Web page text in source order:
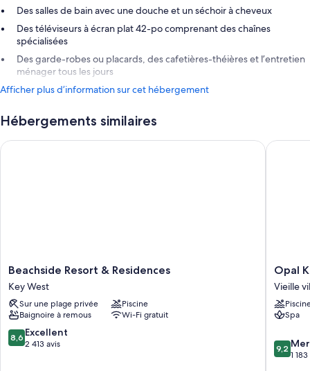
Des salles de bain avec une douche et un séchoir à cheveux
Des téléviseurs à écran plat 42-po comprenant des chaînes
spécialisées
Des garde-robes ou placards, des cafetières-théières et l’entretien
ménager tous les jours
Afficher plus d’information sur cet hébergement
Hébergements similaires
Beachside
Resort
&
Residences
Key
West
Beachside Resort & Residences
Key West
Sur une plage privée
Piscine
Baignoire à remous
Wi-Fi gratuit
8.6
sur
8,6 Excellent
2 413 avis
Beachside Resort & Residences
Opal
Key
Resort
&
Marina,
West
Vieille
Opal
Vieille
Spa
9.2
sur
9,2
1
Opal